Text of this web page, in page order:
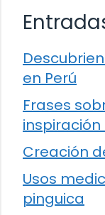
en Perú
Frases
inspiración
Creación
Usos
pinguica